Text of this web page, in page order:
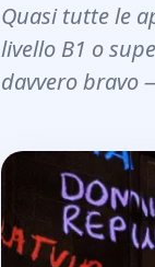
Quasi tutte le
livello B1 o
davvero bravo